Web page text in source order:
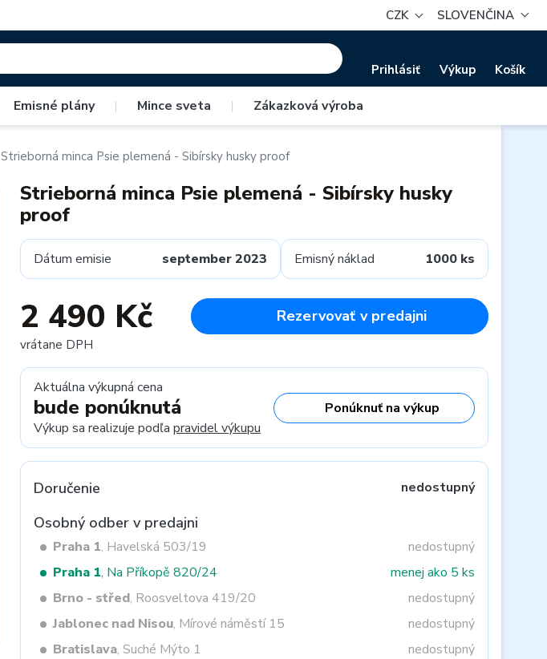
CZK SLOVENČINA
Prihlásiť Výkup Košík
Emisné plány | Mince sveta | Zákazková výroba
Strieborná minca Psie plemená - Sibírsky husky proof
Strieborná minca Psie plemená - Sibírsky husky
proof
Dátum emisie september 2023 Emisný náklad 1000 ks
2 490 Kč
vrátane DPH
Rezervovať v predajni
Aktuálna výkupná cena
bude ponúknutá
Výkup sa realizuje podľa pravidel výkupu
Ponúknuť na výkup
Doručenie nedostupný
Osobný odber v predajni
Praha 1, Havelská 503/19
nedostupný
Praha 1, Na Příkopě 820/24
menej ako 5 ks
Brno - střed, Roosveltova 419/20
nedostupný
Jablonec nad Nisou, Mírové náměstí 15
nedostupný
Bratislava, Suché Mýto 1 nedostupný